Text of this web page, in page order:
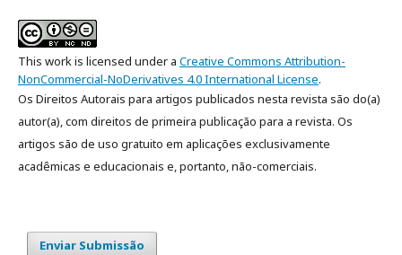
This work is licensed under a Creative Commons Attribution-
NonCommercial-NoDerivatives 4.0 International License.
Os Direitos Autorais para artigos publicados nesta revista são do(a)
autor(a), com direitos de primeira publicação para a revista. Os
artigos são de uso gratuito em aplicações exclusivamente
acadêmicas e educacionais e, portanto, não-comerciais.
Enviar Submissão